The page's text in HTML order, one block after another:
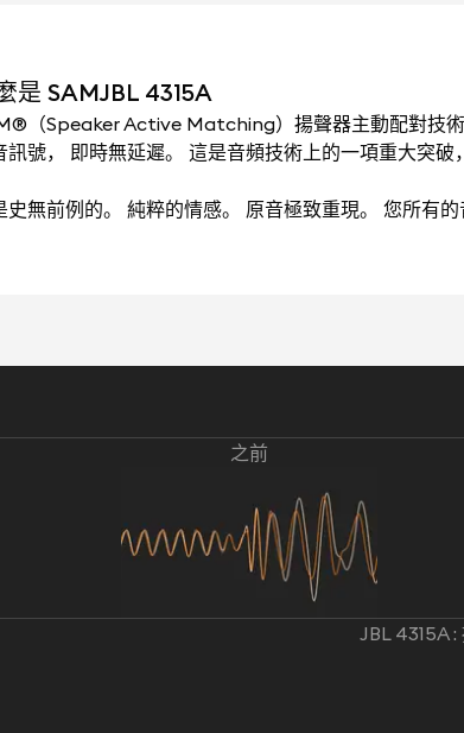
是 SAMJBL 4315A
（Speaker Active Matching）揚聲器主動配對技
訊號， 即時無延遲。 這是音頻技術上的一項重大突
史無前例的。 純粹的情感。 原音極致重現。 您所有
之前
JBL 4315A